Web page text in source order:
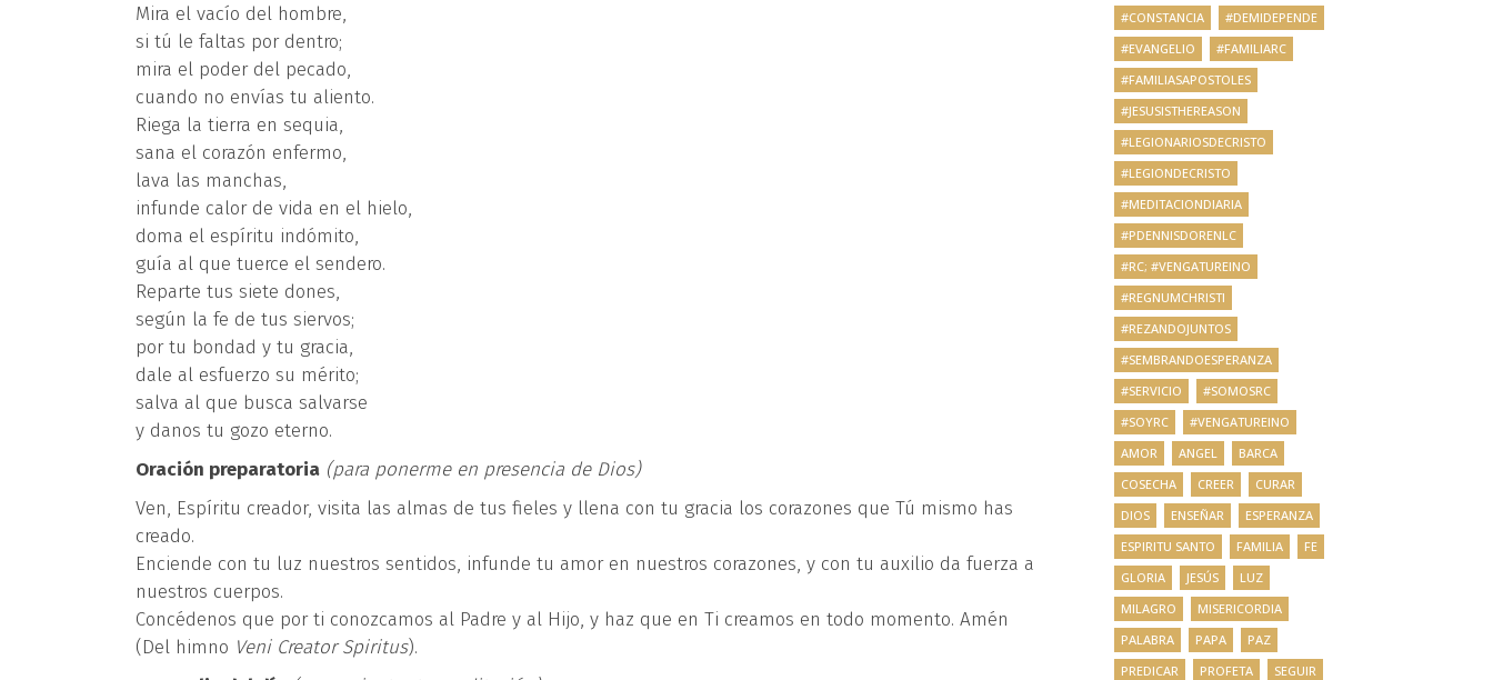
Mira el vacío del hombre,
si tú le faltas por dentro;
mira el poder del pecado,
cuando no envías tu aliento.
Riega la tierra en sequia,
sana el corazón enfermo,
lava las manchas,
infunde calor de vida en el hielo,
doma el espíritu indómito,
guía al que tuerce el sendero.
Reparte tus siete dones,
según la fe de tus siervos;
por tu bondad y tu gracia,
dale al esfuerzo su mérito;
salva al que busca salvarse
y danos tu gozo eterno.
Oración preparatoria (para ponerme en presencia de Dios)
Ven, Espíritu creador, visita las almas de tus fieles y llena con tu gracia los corazones que Tú mismo has
creado.
Enciende con tu luz nuestros sentidos, infunde tu amor en nuestros corazones, y con tu auxilio da fuerza a
nuestros cuerpos.
Concédenos que por ti conozcamos al Padre y al Hijo, y haz que en Ti creamos en todo momento. Amén
(Del himno Veni Creator Spiritus).
#CONSTANCIA
#DEMIDEPENDE
#EVANGELIO
#FAMILIARC
#FAMILIASAPOSTOLES
#JESUSISTHEREASON
#LEGIONARIOSDECRISTO
#LEGIONDECRISTO
#MEDITACIONDIARIA
#PDENNISDORENLC
#RC; #VENGATUREINO
#REGNUMCHRISTI
#REZANDOJUNTOS
#SEMBRANDOESPERANZA
#SERVICIO
#SOMOSRC
#SOYRC
#VENGATUREINO
AMOR
ANGEL
BARCA
COSECHA
CREER
CURAR
DIOS
ENSEÑAR
ESPERANZA
ESPIRITU SANTO
FAMILIA
FE
GLORIA
JESÚS
LUZ
MILAGRO
MISERICORDIA
PALABRA
PAPA
PAZ
PREDICAR
PROFETA SEGUIR